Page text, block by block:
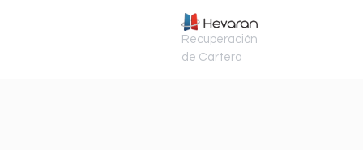
Recuperación
de Cartera